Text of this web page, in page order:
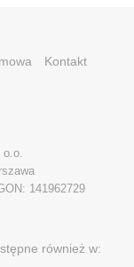
Kontakt
o.o.
141962729
również w: